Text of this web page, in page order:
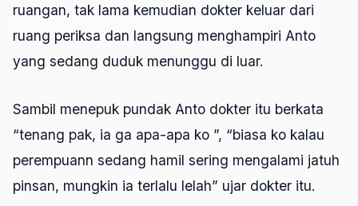
ruangan, tak lama kemudian dokter keluar dari
ruang periksa dan langsung menghampiri Anto
yang sedang duduk menunggu di luar.
Sambil menepuk pundak Anto dokter itu berkata
“tenang pak, ia ga apa-apa ko ”, “biasa ko kalau
perempuann sedang hamil sering mengalami jatuh
pinsan, mungkin ia terlalu lelah” ujar dokter itu.